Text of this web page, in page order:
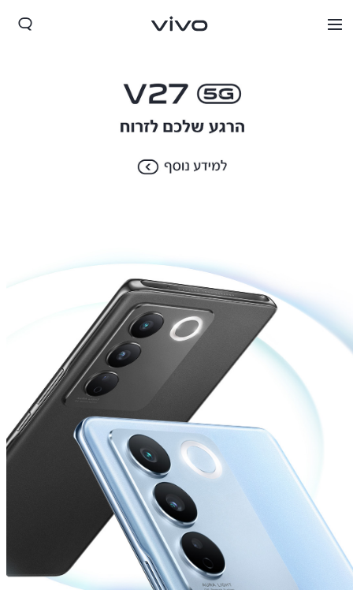
Israel | בחר מדינה/אזור